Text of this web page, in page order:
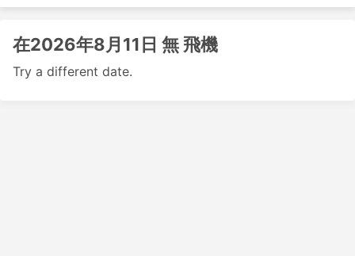
在2026年8月11日 無 飛機
Try a different date.